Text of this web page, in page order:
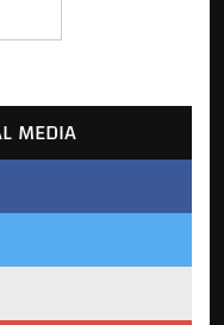
MEDIA